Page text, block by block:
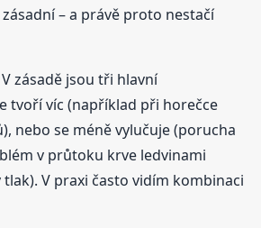
– a právě proto nestačí
V zásadě jsou tři hlavní
tvoří víc (například při horečce
nebo se méně vylučuje (porucha
v průtoku krve ledvinami
V praxi často vidím kombinaci